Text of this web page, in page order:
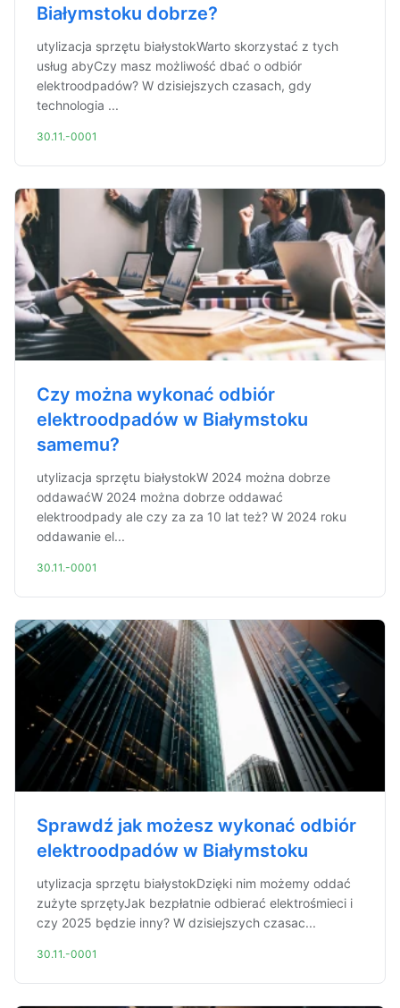
Białymstoku dobrze?
utylizacja sprzętu białystokWarto skorzystać z tych
usług abyCzy masz możliwość dbać o odbiór
elektroodpadów? W dzisiejszych czasach, gdy
technologia ...
30.11.-0001
Czy można wykonać odbiór
elektroodpadów w Białymstoku
samemu?
utylizacja sprzętu białystokW 2024 można dobrze
oddawaćW 2024 można dobrze oddawać
elektroodpady ale czy za za 10 lat też? W 2024 roku
oddawanie el...
30.11.-0001
Sprawdź jak możesz wykonać odbiór
elektroodpadów w Białymstoku
utylizacja sprzętu białystokDzięki nim możemy oddać
zużyte sprzętyJak bezpłatnie odbierać elektrośmieci i
czy 2025 będzie inny? W dzisiejszych czasac...
30.11.-0001